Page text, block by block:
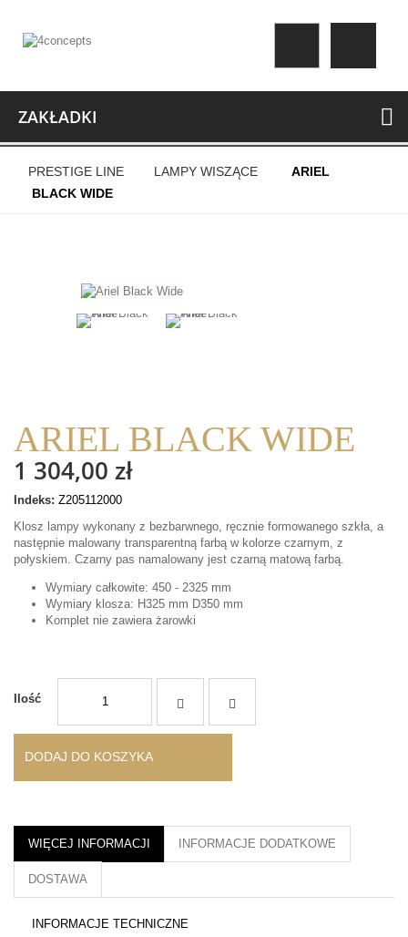
ZAKŁADKI
PRESTIGE LINE LAMPY WISZĄCE
ARIEL
BLACK WIDE
ARIEL BLACK WIDE
1 304,00 zł
Indeks: Z205112000
Klosz lampy wykonany z bezbarwnego, ręcznie formowanego szkła, a
następnie malowany transparentną farbą w kolorze czarnym, z
połyskiem. Czarny pas namalowany jest czarną matową farbą.
Wymiary całkowite: 450 - 2325 mm
Wymiary klosza: H325 mm D350 mm
Komplet nie zawiera żarowki
Ilość
DODAJ DO KOSZYKA
WIĘCEJ INFORMACJI INFORMACJE DODATKOWE
DOSTAWA
INFORMACJE TECHNICZNE